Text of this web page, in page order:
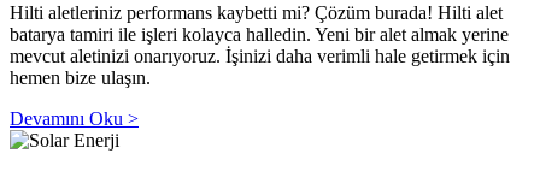
Hilti aletleriniz performans kaybetti mi? Çözüm burada! Hilti alet
batarya tamiri ile işleri kolayca halledin. Yeni bir alet almak yerine
mevcut aletinizi onarıyoruz. İşinizi daha verimli hale getirmek için
hemen bize ulaşın.
Devamını Oku >